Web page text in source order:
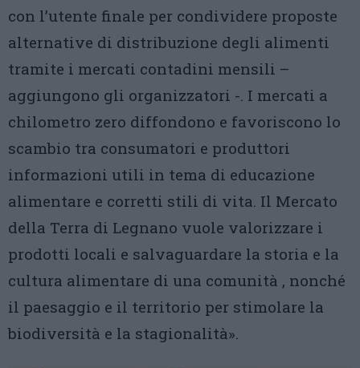
con l’utente finale per condividere proposte
alternative di distribuzione degli alimenti
tramite i mercati contadini mensili –
aggiungono gli organizzatori -. I mercati a
chilometro zero diffondono e favoriscono lo
scambio tra consumatori e produttori
informazioni utili in tema di educazione
alimentare e corretti stili di vita. Il Mercato
della Terra di Legnano vuole valorizzare i
prodotti locali e salvaguardare la storia e la
cultura alimentare di una comunità , nonché
il paesaggio e il territorio per stimolare la
biodiversità e la stagionalità».